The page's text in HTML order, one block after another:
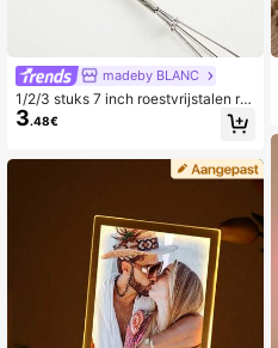
madeby BLANC
1/2/3 stuks 7 inch roestvrijstalen ro
erei-room hand-ei-garde garde voo
r keukenmixer roeren kloppen dagel
benodigdheden
3.48€